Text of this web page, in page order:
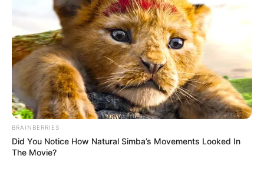
www.jasb.com.br.
BRAINBERRIES
Did You Notice How Natural Simba’s Movements Looked In
The Movie?